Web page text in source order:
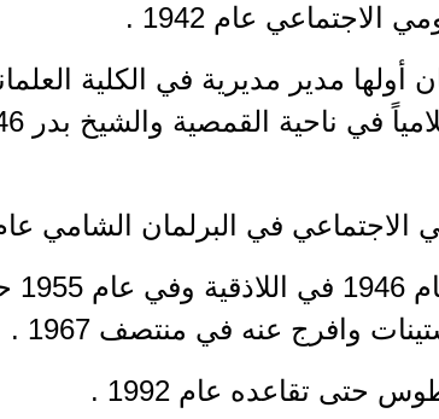
عام 1942 .
في البرلمان الشامي عام
وافرج عنه في منتصف 1967 .
حتى تقاعده عام 1992 .